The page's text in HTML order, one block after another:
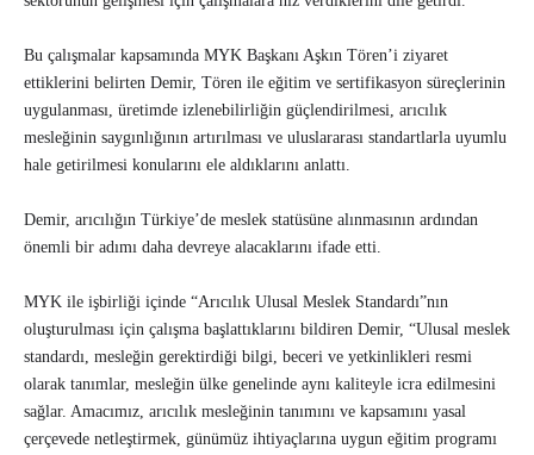
Bu çalışmalar kapsamında MYK Başkanı Aşkın Tören’i ziyaret
ettiklerini belirten Demir, Tören ile eğitim ve sertifikasyon süreçlerinin
uygulanması, üretimde izlenebilirliğin güçlendirilmesi, arıcılık
mesleğinin saygınlığının artırılması ve uluslararası standartlarla uyumlu
hale getirilmesi konularını ele aldıklarını anlattı.
Demir, arıcılığın Türkiye’de meslek statüsüne alınmasının ardından
önemli bir adımı daha devreye alacaklarını ifade etti.
MYK ile işbirliği içinde “Arıcılık Ulusal Meslek Standardı”nın
oluşturulması için çalışma başlattıklarını bildiren Demir, “Ulusal meslek
standardı, mesleğin gerektirdiği bilgi, beceri ve yetkinlikleri resmi
olarak tanımlar, mesleğin ülke genelinde aynı kaliteyle icra edilmesini
sağlar. Amacımız, arıcılık mesleğinin tanımını ve kapsamını yasal
çerçevede netleştirmek, günümüz ihtiyaçlarına uygun eğitim programı